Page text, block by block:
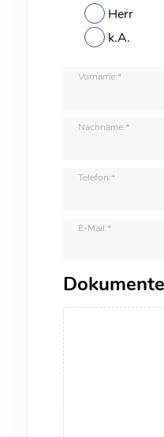
Herr
k.A.
Vorname:*
Nachname:*
Telefon:*
E-Mail:*
Dokumente